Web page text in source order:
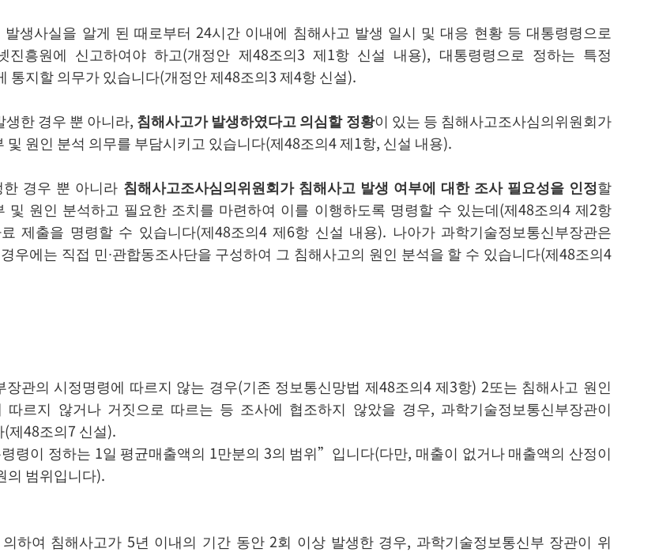
생사실을 알게 된 때로부터 24시간 이내에 침해사고 발생 일시 및 대응 현황 등 대통령령으로
진흥원에 신고하여야 하고(개정안 제48조의3 제1항 신설 내용), 대통령령으로 정하는 특정
통지할 의무가 있습니다(개정안 제48조의3 제4항 신설).
한 경우 뿐 아니라, 침해사고가 발생하였다고 의심할 정황이 있는 등 침해사고조사심의위원회가
원인 분석 의무를 부담시키고 있습니다(제48조의4 제1항, 신설 내용).
경우 뿐 아니라 침해사고조사심의위원회가 침해사고 발생 여부에 대한 조사 필요성을 인정할
원인 분석하고 필요한 조치를 마련하여 이를 이행하도록 명령할 수 있는데(제48조의4 제2항
제출을 명령할 수 있습니다(제48조의4 제6항 신설 내용). 나아가 과학기술정보통신부장관은
우에는 직접 민∙관합동조사단을 구성하여 그 침해사고의 원인 분석을 할 수 있습니다(제48조의4
관의 시정명령에 따르지 않는 경우(기존 정보통신망법 제48조의4 제3항) 2또는 침해사고 원인
르지 않거나 거짓으로 따르는 등 조사에 협조하지 않았을 경우, 과학기술정보통신부장관이
제48조의7 신설).
령이 정하는 1일 평균매출액의 1만분의 3의 범위”입니다(다만, 매출이 없거나 매출액의 산정이
의 범위입니다).
하여 침해사고가 5년 이내의 기간 동안 2회 이상 발생한 경우, 과학기술정보통신부 장관이 위